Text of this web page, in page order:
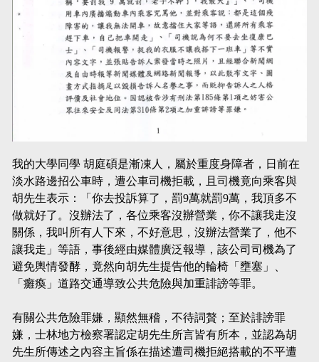
我的大學同學 胡庭碩是漸凍人，屬於重度身障者，日前在
淡水路邊招公車時，遭公車司機拒載，且司機竟向乘客與
胡先生表示：「你去投訴算了，罰9萬就罰9萬，我頂多不
做就好了。沒辦法了，各位乘客沒辦營業，你不讓我走沒
關係，我叫所有人下來，不好意思，沒辦法營業了，他不
讓我走」等語，事後經由媒體廣泛報導，該公司司機為了
避免輿情發酵，竟然向胡先生提告他的輪椅「壅塞」、
「癱瘓」道路交通導致公共危險與加重誹謗等罪。
有關公共危險罪嫌，顯然無稽，不待詞贅；至於誹謗罪
嫌，士林地方檢察署認定胡先生所言皆有所本，並認為胡
先生所傳述之內容主旨係在描述遭司機拒絕搭載的不平遭